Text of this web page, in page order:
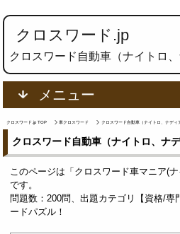
クロスワード.jp
クロスワード自動車（ナイトロ
メニュー
クロスワード.jp TOP 車クロスワード クロスワード自動車（ナイトロ、ナディ
クロスワード自動車（ナイトロ、ナ
このページは「クロスワード車マニア(
です。
問題数：200問、出題カテゴリ【資格/専
ードパズル！